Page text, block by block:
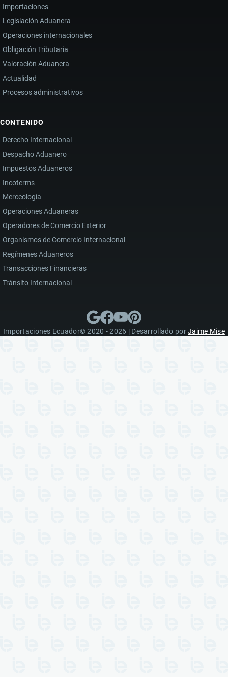
Importaciones
Legislación Aduanera
Operaciones internacionales
Obligación Tributaria
Valoración Aduanera
Actualidad
Procesos administrativos
CONTENIDO
Derecho Internacional
Despacho Aduanero
Impuestos Aduaneros
Incoterms
Merceología
Operaciones Aduaneras
Operadores de Comercio Exterior
Organismos de Comercio Internacional
Regímenes Aduaneros
Transacciones Financieras
Tránsito Internacional
Importaciones Ecuador© 2020 - 2026 | Desarrollado porJaime Mise